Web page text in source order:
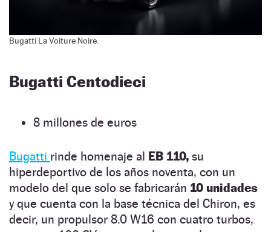
Bugatti La Voiture Noire.
Bugatti Centodieci
8 millones de euros
Bugatti rinde homenaje al EB 110, su
hiperdeportivo de los años noventa, con un
modelo del que solo se fabricarán 10 unidades
y que cuenta con la base técnica del Chiron, es
decir, un propulsor 8.0 W16 con cuatro turbos,